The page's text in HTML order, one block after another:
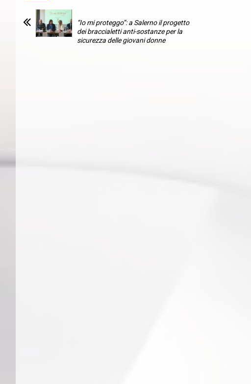
“Io mi proteggo”: a Salerno il progetto
dei braccialetti anti-sostanze per la
sicurezza delle giovani donne